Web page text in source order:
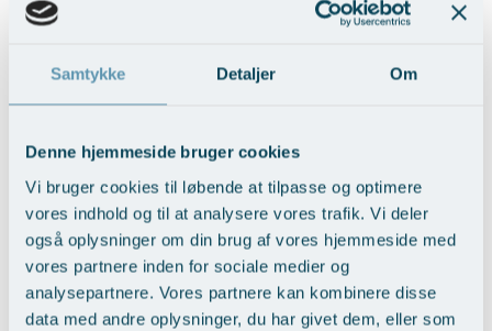
Samtykke Detaljer Om
Denne hjemmeside bruger cookies
Vi bruger cookies til løbende at tilpasse og optimere
vores indhold og til at analysere vores trafik. Vi deler
også oplysninger om din brug af vores hjemmeside med
vores partnere inden for sociale medier og
analysepartnere. Vores partnere kan kombinere disse
data med andre oplysninger, du har givet dem, eller som
BFO med fedttransplantation
Vis behandlingseksempler